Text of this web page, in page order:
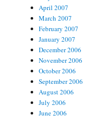
April 2007
March 2007
February 2007
January 2007
December 2006
November 2006
October 2006
September 2006
August 2006
July 2006
June 2006